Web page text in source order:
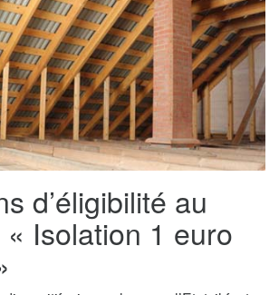
d’éligibilité au
Isolation 1 euro